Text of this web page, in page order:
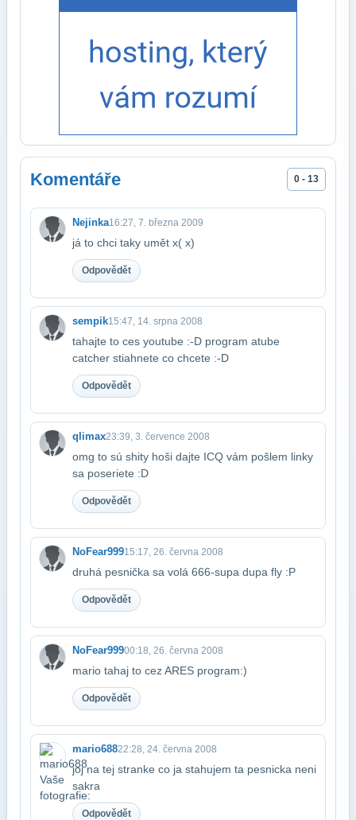
Komentáře 0 - 13
Nejinka16:27, 7. března 2009
já to chci taky umět x( x)
Odpovědět
sempik15:47, 14. srpna 2008
tahajte to ces youtube :-D program atube
catcher stiahnete co chcete :-D
Odpovědět
qlimax23:39, 3. července 2008
omg to sú shity hoši dajte ICQ vám pošlem linky
sa poseriete :D
Odpovědět
NoFear99915:17, 26. června 2008
druhá pesnička sa volá 666-supa dupa fly :P
Odpovědět
NoFear99900:18, 26. června 2008
mario tahaj to cez ARES program:)
Odpovědět
mario68822:28, 24. června 2008
joj na tej stranke co ja stahujem ta pesnicka neni
sakra
Odpovědět